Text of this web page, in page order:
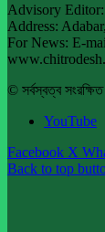
Advisory
Address:
For News: E-
© সর্বস্বত্ব
YouTube
Facebook X
Back to top